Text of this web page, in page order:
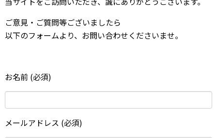
ご意見・ご質問等ございましたら
以下のフォームより、お問い合わせくださいませ。
お名前 (必須)
メールアドレス (必須)